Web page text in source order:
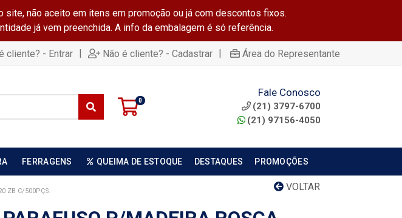
site, não aceito em itens em promoção ou já com descontos fixos.
já vem preenchida. A info da embalagem é só referência.
cliente? - Entrar | Não é cliente? - Cadastrar | Área do Representante
0
Fale Conosco
(21) 3797-6700
(21) 97156-4050
FERRAGENS QUEIMA DE ESTOQUE DESTAQUES PROMOÇÕES
VOLTAR
ZB C/500PÇS.